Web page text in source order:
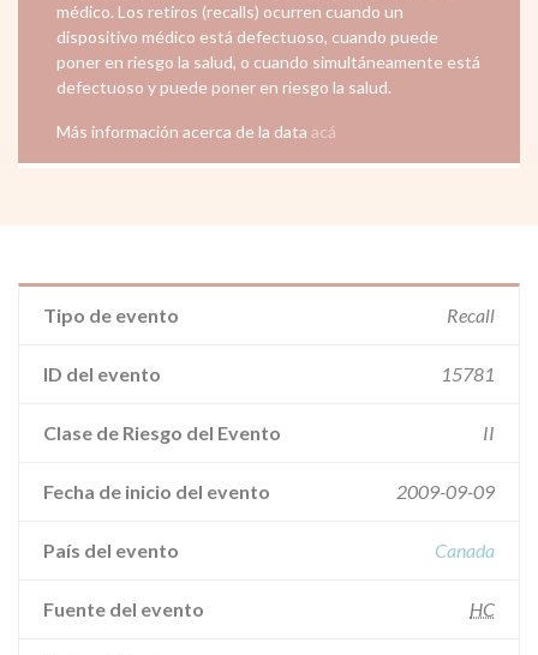
médico. Los retiros (recalls) ocurren cuando un
dispositivo médico está defectuoso, cuando puede
poner en riesgo la salud, o cuando simultáneamente está
defectuoso y puede poner en riesgo la salud.
Más información acerca de la data acá
Tipo de evento Recall
ID del evento 15781
Clase de Riesgo del Evento II
Fecha de inicio del evento 2009-09-09
País del evento Canada
Fuente del evento HC